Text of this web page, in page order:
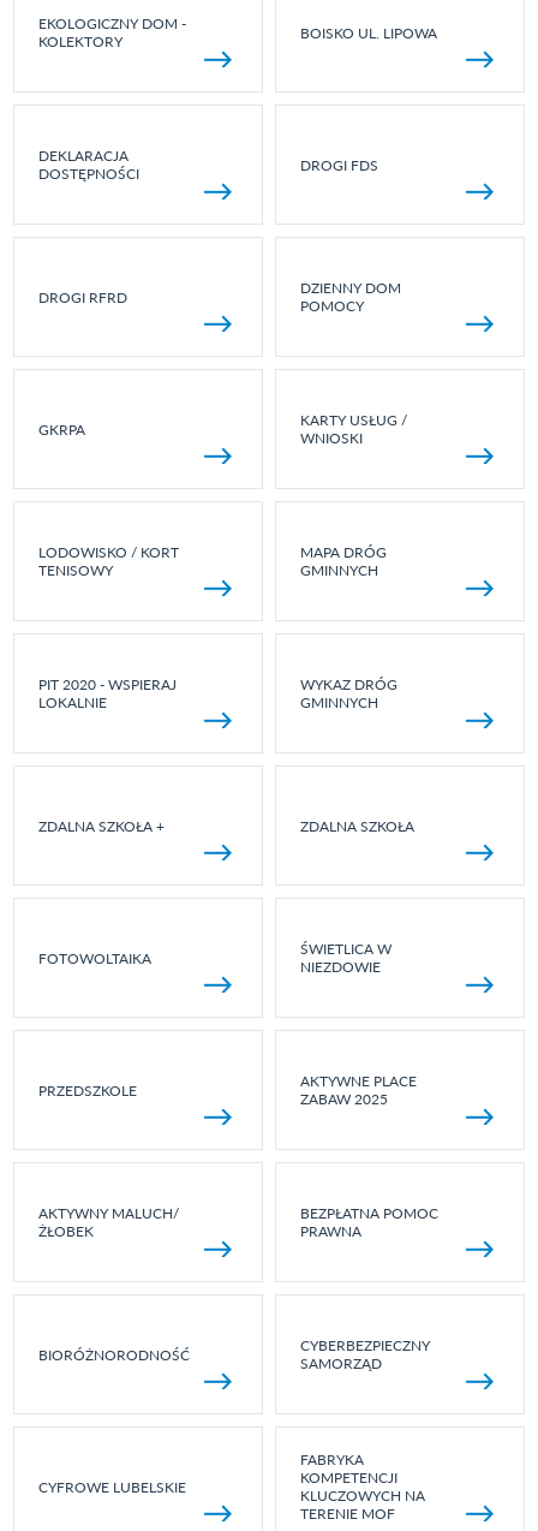
EKOLOGICZNY DOM -
KOLEKTORY
BOISKO UL. LIPOWA
DEKLARACJA
DOSTĘPNOŚCI
DROGI FDS
DROGI RFRD
DZIENNY DOM
POMOCY
GKRPA
KARTY USŁUG /
WNIOSKI
LODOWISKO / KORT
TENISOWY
MAPA DRÓG
GMINNYCH
PIT 2020 - WSPIERAJ
LOKALNIE
WYKAZ DRÓG
GMINNYCH
ZDALNA SZKOŁA + ZDALNA SZKOŁA
FOTOWOLTAIKA
ŚWIETLICA W
NIEZDOWIE
PRZEDSZKOLE
AKTYWNE PLACE
ZABAW 2025
AKTYWNY MALUCH/
ŻŁOBEK
BEZPŁATNA POMOC
PRAWNA
BIORÓŻNORODNOŚĆ
CYBERBEZPIECZNY
SAMORZĄD
CYFROWE LUBELSKIE
FABRYKA
KOMPETENCJI
KLUCZOWYCH NA
TERENIE MOF